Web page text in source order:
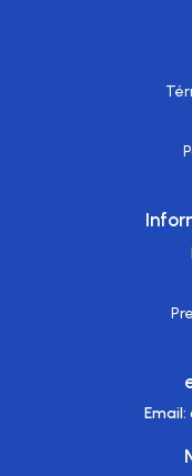
Email: